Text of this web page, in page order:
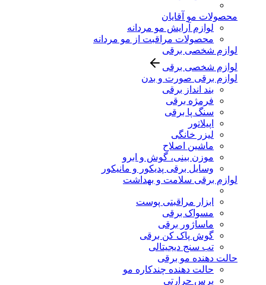
محصولات مو آقایان
لوازم آرایش مو مردانه
محصولات مراقبت از مو مردانه
لوازم شخصی برقی
لوازم شخصی برقی
لوازم برقی صورت و بدن
بند انداز برقی
فرمژه برقی
سنگ پا برقی
اپیلاتور
لیزر خانگی
ماشین اصلاح
موزن بینی، گوش و ابرو
وسایل برقی پدیکور و مانیکور
لوازم برقی سلامت و بهداشت
ابزار مراقبتی پوست
مسواک برقی
ماساژور برقی
گوش پاک کن برقی
تب سنج دیجیتالی
حالت دهنده مو برقی
حالت دهنده چندکاره مو
برس حرارتی